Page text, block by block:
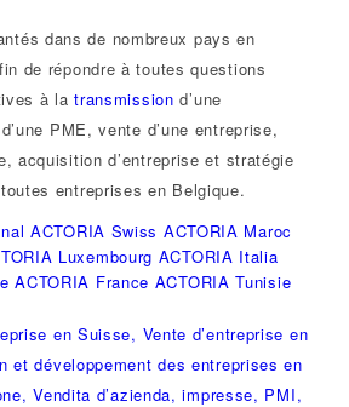
dans de nombreux pays en
de répondre à toutes questions
à latransmission d’une
d’une PME, vente d’une entreprise,
acquisition d’entreprise et stratégie
entreprises en Belgique.
ACTORIA Swiss ACTORIA Maroc
Luxembourg ACTORIA Italia
ACTORIA France ACTORIA Tunisie
en Suisse, Vente d’entreprise en
et développement des entreprises en
Vendita d’azienda, impresse, PMI,